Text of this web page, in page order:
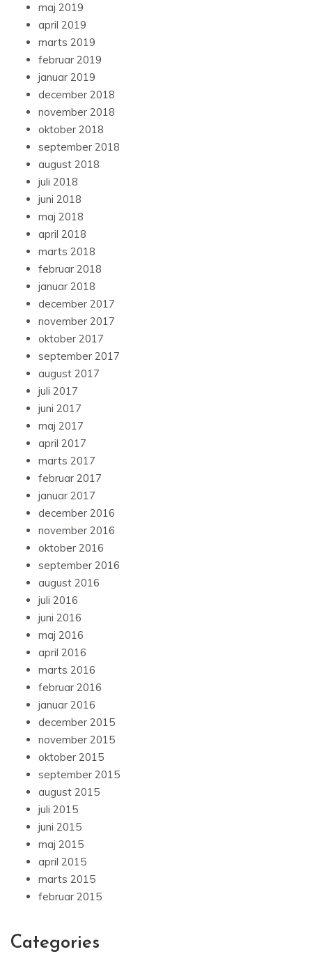
maj 2019
april 2019
marts 2019
februar 2019
januar 2019
december 2018
november 2018
oktober 2018
september 2018
august 2018
juli 2018
juni 2018
maj 2018
april 2018
marts 2018
februar 2018
januar 2018
december 2017
november 2017
oktober 2017
september 2017
august 2017
juli 2017
juni 2017
maj 2017
april 2017
marts 2017
februar 2017
januar 2017
december 2016
november 2016
oktober 2016
september 2016
august 2016
juli 2016
juni 2016
maj 2016
april 2016
marts 2016
februar 2016
januar 2016
december 2015
november 2015
oktober 2015
september 2015
august 2015
juli 2015
juni 2015
maj 2015
april 2015
marts 2015
februar 2015
Categories